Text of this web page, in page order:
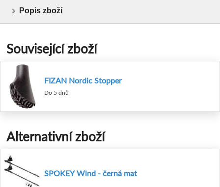
Popis zboží
Související zboží
FIZAN Nordic Stopper
Do 5 dnů
Alternativní zboží
SPOKEY Wind - černá mat